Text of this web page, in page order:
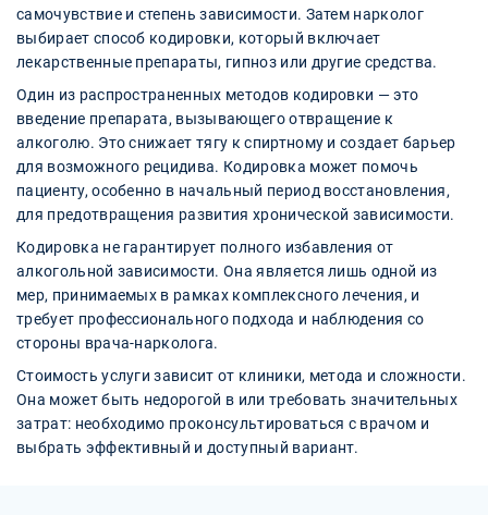
самочувствие и степень зависимости. Затем нарколог
выбирает способ кодировки, который включает
лекарственные препараты, гипноз или другие средства.
Один из распространенных методов кодировки — это
введение препарата, вызывающего отвращение к
алкоголю. Это снижает тягу к спиртному и создает барьер
для возможного рецидива. Кодировка может помочь
пациенту, особенно в начальный период восстановления,
для предотвращения развития хронической зависимости.
Кодировка не гарантирует полного избавления от
алкогольной зависимости. Она является лишь одной из
мер, принимаемых в рамках комплексного лечения, и
требует профессионального подхода и наблюдения со
стороны врача-нарколога.
Стоимость услуги зависит от клиники, метода и сложности.
Она может быть недорогой в или требовать значительных
затрат: необходимо проконсультироваться с врачом и
выбрать эффективный и доступный вариант.